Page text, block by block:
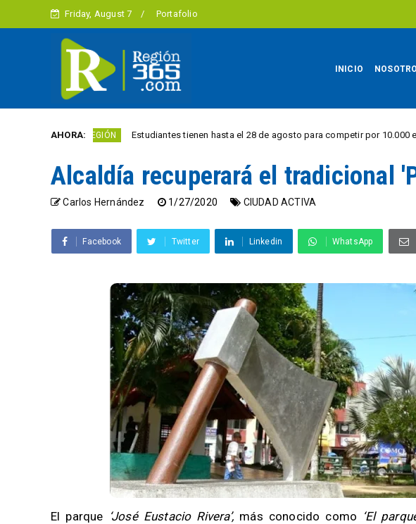
Friday, August 7 Portafolio
INICIO
AHORA:
REGIÓN Estudiantes tienen hasta el 28 de agosto para competir por 10.000 euros en
Alcaldía recuperará el tradicional
Carlos Hernández 1/27/2020 CIUDAD ACTIVA
Facebook Twitter Linkedin WhatsApp
El parque ‘José Eustacio Rivera’, más conocido como ‘El